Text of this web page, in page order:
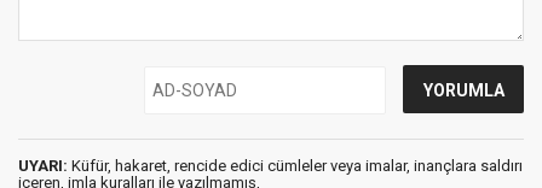
UYARI: Küfür, hakaret, rencide edici cümleler veya imalar, inançlara saldırı
içeren, imla kuralları ile yazılmamış,